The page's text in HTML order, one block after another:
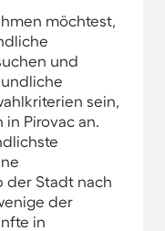
möchtest,
und
sein,
Pirovac an.
der Stadt nach
der
in